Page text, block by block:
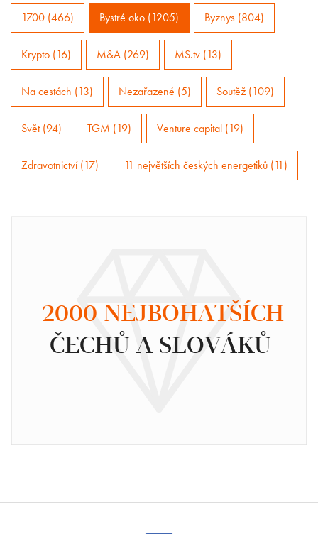
1700 (466) Bystré oko (1205) Byznys (804)
Krypto (16) M&A (269) MS.tv (13)
Na cestách (13) Nezařazené (5) Soutěž (109)
Svět (94) TGM (19) Venture capital (19)
Zdravotnictví (17) 11 největších českých energetiků (11)
2000 NEJBOHATŠÍCH
ČECHŮ A SLOVÁKŮ